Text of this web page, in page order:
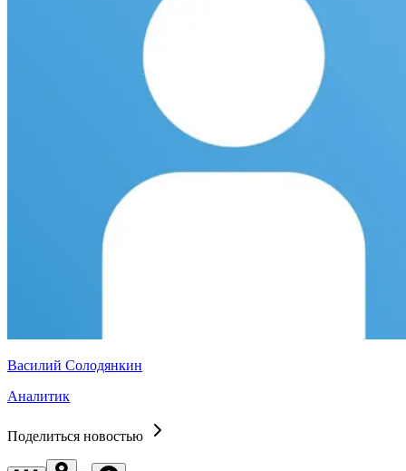
Василий Солодянкин
Аналитик
Поделиться новостью